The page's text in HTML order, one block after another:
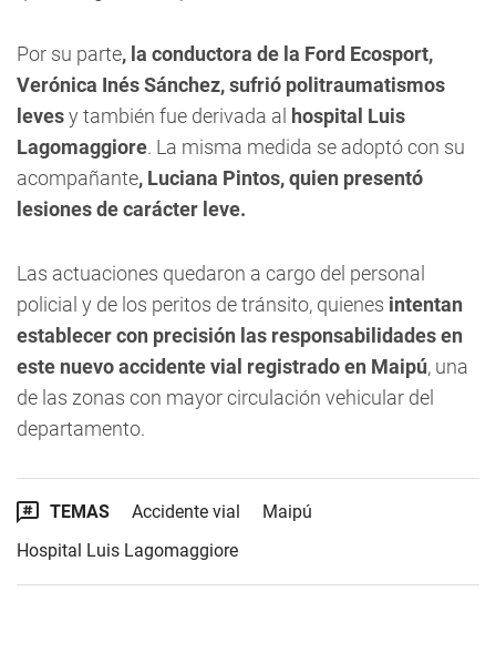
Por su parte, la conductora de la Ford Ecosport,
Verónica Inés Sánchez, sufrió politraumatismos
levesy también fue derivada al hospital Luis
Lagomaggiore. La misma medida se adoptó con su
acompañante, Luciana Pintos, quien presentó
lesiones de carácter leve.
Las actuaciones quedaron a cargo del personal
policial y de los peritos de tránsito, quienes intentan
establecer con precisión las responsabilidades en
este nuevo accidente vial registrado en Maipú, una
de las zonas con mayor circulación vehicular del
departamento.
TEMAS Accidente vial
Maipú
Hospital Luis Lagomaggiore